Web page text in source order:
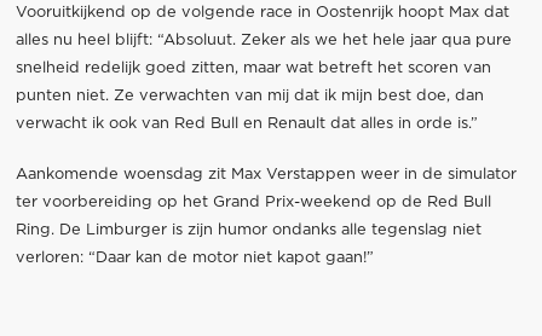
Vooruitkijkend op de volgende race in Oostenrijk hoopt Max dat
alles nu heel blijft: “Absoluut. Zeker als we het hele jaar qua pure
snelheid redelijk goed zitten, maar wat betreft het scoren van
punten niet. Ze verwachten van mij dat ik mijn best doe, dan
verwacht ik ook van Red Bull en Renault dat alles in orde is.”
Aankomende woensdag zit Max Verstappen weer in de simulator
ter voorbereiding op het Grand Prix-weekend op de Red Bull
Ring. De Limburger is zijn humor ondanks alle tegenslag niet
verloren: “Daar kan de motor niet kapot gaan!”